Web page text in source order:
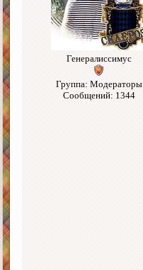
Генералиссимус
Группа: Модераторы
Сообщений: 1344